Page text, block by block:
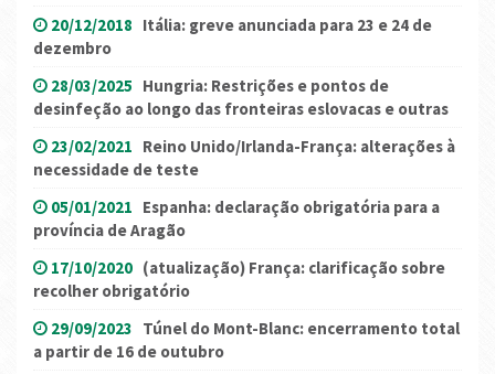
20/12/2018 Itália: greve anunciada para 23 e 24 de
dezembro
28/03/2025 Hungria: Restrições e pontos de
desinfeção ao longo das fronteiras eslovacas e outras
23/02/2021 Reino Unido/Irlanda-França: alterações à
necessidade de teste
05/01/2021 Espanha: declaração obrigatória para a
província de Aragão
17/10/2020 (atualização) França: clarificação sobre
recolher obrigatório
29/09/2023 Túnel do Mont-Blanc: encerramento total
a partir de 16 de outubro